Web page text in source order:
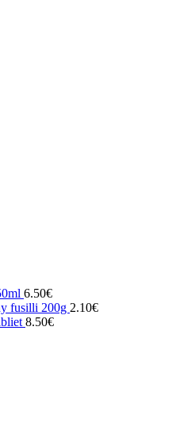
6.50€
fusilli 200g 2.10€
8.50€